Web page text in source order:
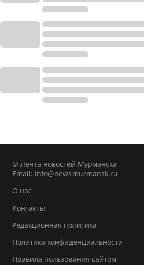
© Лента новостей Мурманска
Email: info@newsmurmansk.ru
О нас
Контакты
Редакционная политика
Политика конфиденциальности
Правила пользования сайтом